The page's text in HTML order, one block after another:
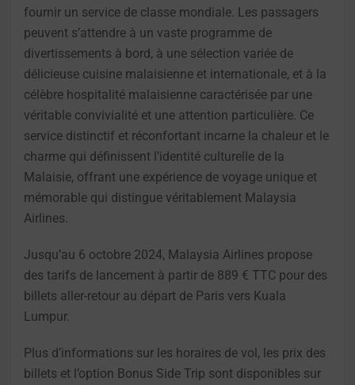
fournir un service de classe mondiale. Les passagers
peuvent s’attendre à un vaste programme de
divertissements à bord, à une sélection variée de
délicieuse cuisine malaisienne et internationale, et à la
célèbre hospitalité malaisienne caractérisée par une
véritable convivialité et une attention particulière. Ce
service distinctif et réconfortant incarne la chaleur et le
charme qui définissent l’identité culturelle de la
Malaisie, offrant une expérience de voyage unique et
mémorable qui distingue véritablement Malaysia
Airlines.
Jusqu’au 6 octobre 2024, Malaysia Airlines propose
des tarifs de lancement à partir de 889 € TTC pour des
billets aller-retour au départ de Paris vers Kuala
Lumpur.
Plus d’informations sur les horaires de vol, les prix des
billets et l’option Bonus Side Trip sont disponibles sur